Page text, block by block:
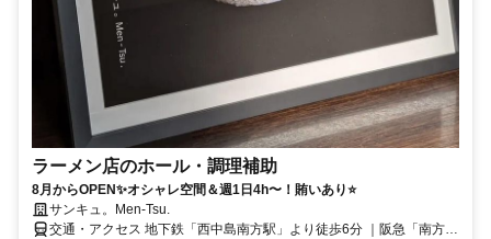
ラーメン店のホール・調理補助
8月からOPEN✨オシャレ空間＆週1日4h〜！賄いあり⭐️
サンキュ。Men-Tsu.
交通・アクセス 地下鉄「西中島南方駅」より徒歩6分 ｜阪急「南方